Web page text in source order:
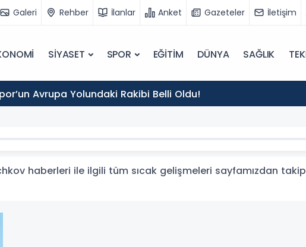
Galeri Rehber İlanlar Anket Gazeteler İletişim
SİYASET SPOR EĞİTİM DÜNYA SAĞLIK
Avrupa Yolundaki Rakibi Belli Oldu!
haberleri ile ilgili tüm sıcak gelişmeleri sayfamızdan